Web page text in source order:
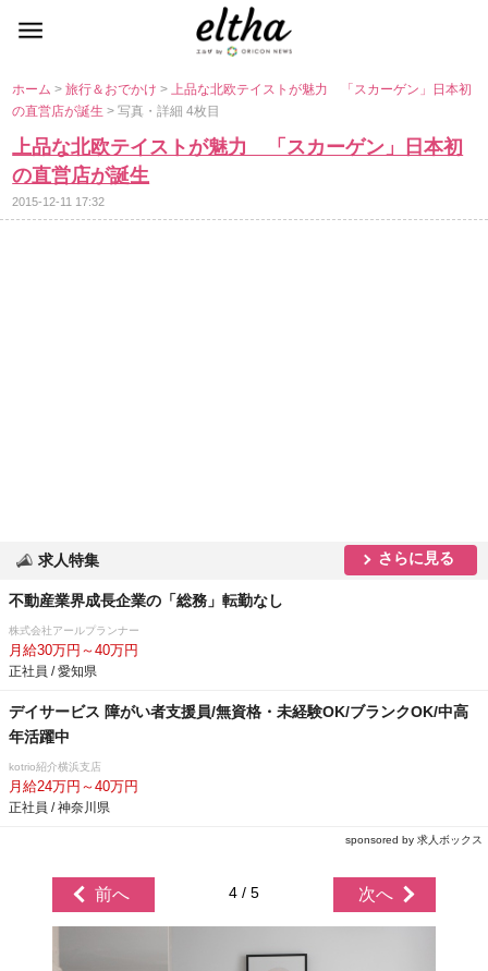
ホーム>旅行＆おでかけ>上品な北欧テイストが魅力 「スカーゲン」日本初
の直営店が誕生> 写真・詳細 4枚目
上品な北欧テイストが魅力 「スカーゲン」日本初
の直営店が誕生
2015-12-11 17:32
求人特集 さらに見る
不動産業界成長企業の「総務」転勤なし
株式会社アールプランナー
月給30万円～40万円
正社員 / 愛知県
デイサービス 障がい者支援員/無資格・未経験OK/ブランクOK/中高
年活躍中
kotrio紹介横浜支店
月給24万円～40万円
正社員 / 神奈川県
sponsored by 求人ボックス
前へ 4 / 5 次へ